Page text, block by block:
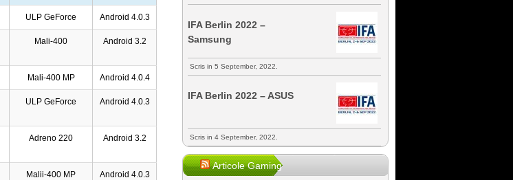
ULP GeForce Android 4.0.3
Mali-400 Android 3.2
Mali-400 MP Android 4.0.4
ULP GeForce Android 4.0.3
Adreno 220 Android 3.2
Malii-400 MP Android 4.0.3
IFA Berlin 2022 –
Samsung
Scris in 5 September, 2022.
IFA Berlin 2022 – ASUS
Scris in 4 September, 2022.
Articole Gaming